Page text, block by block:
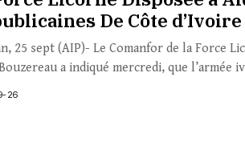
De Côte d’Ivoire
25 sept (AIP)- Le Comanfor de la Force
a indiqué mercredi, que
26